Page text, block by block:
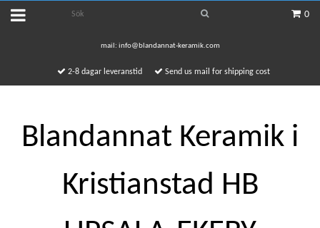
0
mail: info@blandannat-keramik.com
2-8 dagar leveranstid Send us mail for shipping cost
Blandannat Keramik i
Kristianstad HB